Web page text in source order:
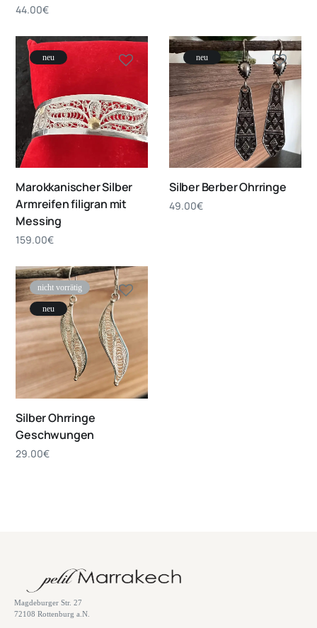
44.00€
neu
Marokkanischer Silber
Armreifen filigran mit
Messing
159.00€
neu
Silber Berber Ohrringe
49.00€
nicht vorrätig
neu
Silber Ohrringe
Geschwungen
29.00€
Magdeburger Str. 27
72108 Rottenburg a.N.